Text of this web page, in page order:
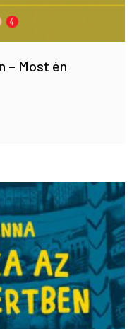
– Most én